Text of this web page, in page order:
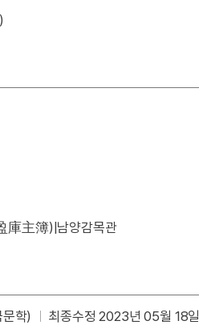
庫主簿)|남양감목관
학) 최종수정 2023년 05월 18일